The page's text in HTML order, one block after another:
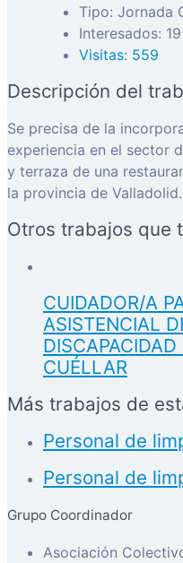
Tipo: Jornada
Interesados: 19
Visitas: 559
Descripción del
Se precisa de la
experiencia en el sector
y terraza de una
la provincia de Valladolid.
Otros trabajos que
CUIDADOR/A
ASISTENCIAL
CUÉLLAR
Más trabajos de
Personal de
Personal de
Grupo Coordinador
Asociación